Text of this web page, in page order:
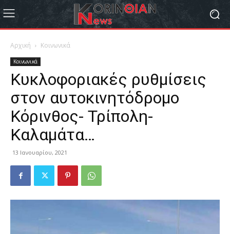
Αρχική Κοινωνικά
Κοινωνικά
Κυκλοφοριακές ρυθμίσεις
στον αυτοκινητόδρομο
Κόρινθος- Τρίπολη-
Καλαμάτα…
13 Ιανουαρίου, 2021